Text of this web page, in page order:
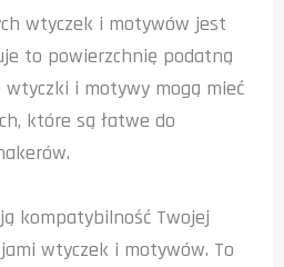
wtyczek i motywów jest
to powierzchnię podatną
wtyczki i motywy mogą mieć
które są łatwe do
kompatybilność Twojej
wtyczek i motywów. To